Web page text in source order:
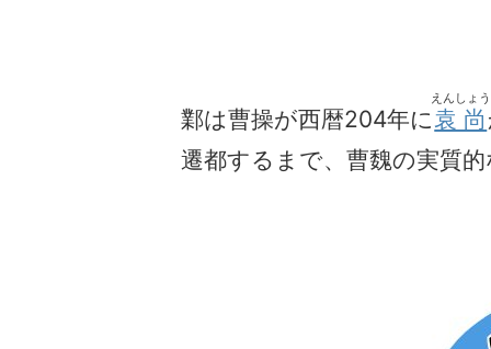
鄴は曹操が西暦204年に袁尚
えんしょう
遷都するまで、曹魏の実質